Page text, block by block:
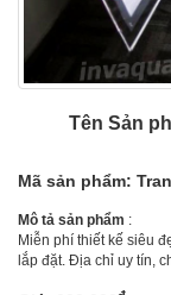
Tên Sản
Mã sản phẩm:
Mô tả sản phẩm :
Miễn phí thiết kế siêu
lắp đặt. Địa chỉ uy tín,